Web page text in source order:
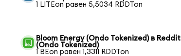
1 LITEon равен 5,5034 RDDTon
Bloom Energy (Ondo Tokenized) в Reddit
(Ondo Tokenized)
1 BEon равен 1,3311 RDDTon